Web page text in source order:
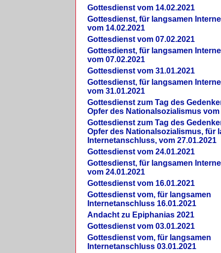
Gottesdienst vom 14.02.2021
Gottesdienst, für langsamen
vom 14.02.2021
Gottesdienst vom 07.02.2021
Gottesdienst, für langsamen
vom 07.02.2021
Gottesdienst vom 31.01.2021
Gottesdienst, für langsamen
vom 31.01.2021
Gottesdienst zum Tag des
Opfer des Nationalsozialismus vom
Gottesdienst zum Tag des
Opfer des Nationalsozialismus, für
Internetanschluss, vom 27.01.2021
Gottesdienst vom 24.01.2021
Gottesdienst, für langsamen
vom 24.01.2021
Gottesdienst vom 16.01.2021
Gottesdienst vom, für langsamen
Internetanschluss 16.01.2021
Andacht zu Epiphanias 2021
Gottesdienst vom 03.01.2021
Gottesdienst vom, für langsamen
Internetanschluss 03.01.2021